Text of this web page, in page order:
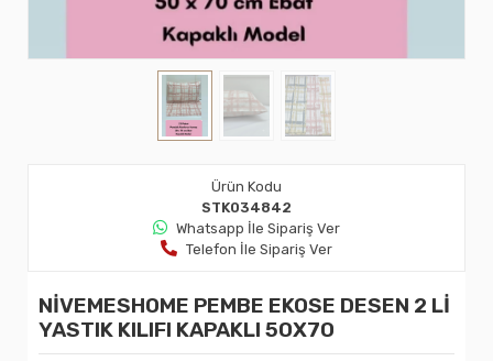
Ürün Kodu
STK034842
Whatsapp İle Sipariş Ver
Telefon İle Sipariş Ver
NİVEMESHOME PEMBE EKOSE DESEN 2 Lİ
YASTIK KILIFI KAPAKLI 50X70